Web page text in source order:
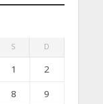
S D
1
2
8
9